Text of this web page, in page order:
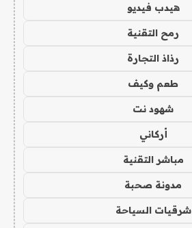
هيدب فيديو
رمح التقنية
رذاذ التجارة
طعم وكيف
شهود نت
أركاني
مباشر التقنية
مدونة صحبة
شرقيات السياحة